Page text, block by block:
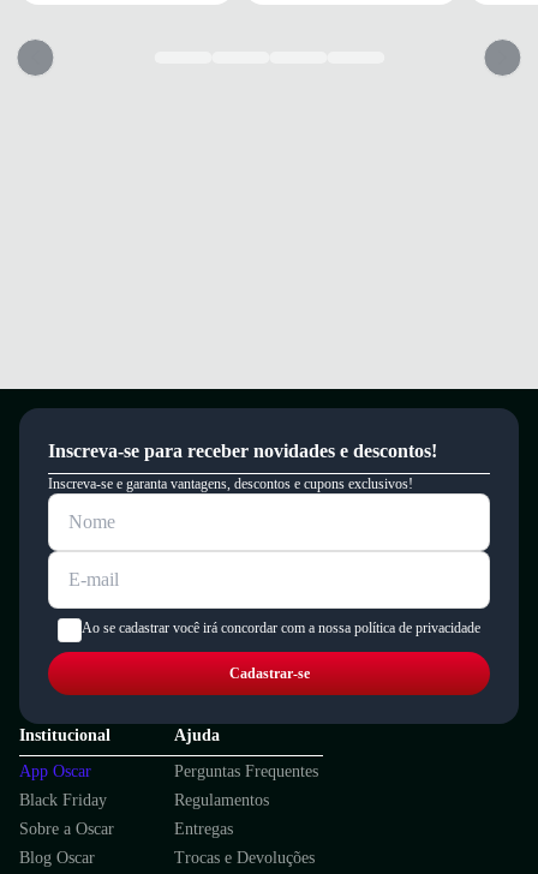
Solado com tecnologia High Abrasion Rubber e TPU para excelente
Palmilha em EVA com tecido que proporciona conforto e suporte
prolongados.
Inscreva-se para receber novidades e descontos!
Inscreva-se e garanta vantagens, descontos e cupons exclusivos!
Ao se cadastrar você irá concordar com a nossa política de privacidade
Cadastrar-se
Institucional
App Oscar
Black Friday
Sobre a Oscar
Blog Oscar
Ajuda
Perguntas Frequentes
Regulamentos
Entregas
Trocas e Devoluções